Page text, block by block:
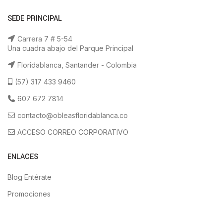
SEDE PRINCIPAL
Carrera 7 # 5-54
Una cuadra abajo del Parque Principal
Floridablanca, Santander - Colombia
(57) 317 433 9460
607 672 7814
contacto@obleasfloridablanca.co
ACCESO CORREO CORPORATIVO
ENLACES
Blog Entérate
Promociones